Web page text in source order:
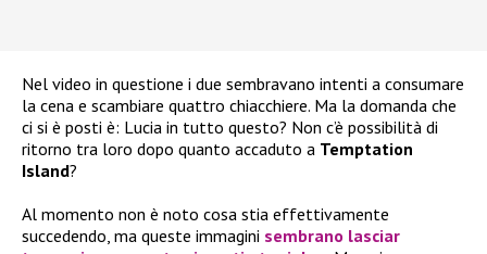
Nel video in questione i due sembravano intenti a consumare
la cena e scambiare quattro chiacchiere. Ma la domanda che
ci si è posti è: Lucia in tutto questo? Non c’è possibilità di
ritorno tra loro dopo quanto accaduto a Temptation
Island?
Al momento non è noto cosa stia effettivamente
succedendo, ma queste immagini sembrano lasciar